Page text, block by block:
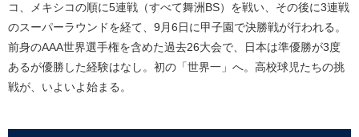
コ、メキシコの順に5連戦（すべて舞洲BS）を戦い、その後に3連戦
のスーパーラウンドを経て、9月6日に甲子園で決勝戦が行われる。
前身のAAA世界選手権を含めた過去26大会で、日本は準優勝が3度
あるが優勝した経験はなし。初の「世界一」へ。高校球児たちの挑
戦が、いよいよ始まる。